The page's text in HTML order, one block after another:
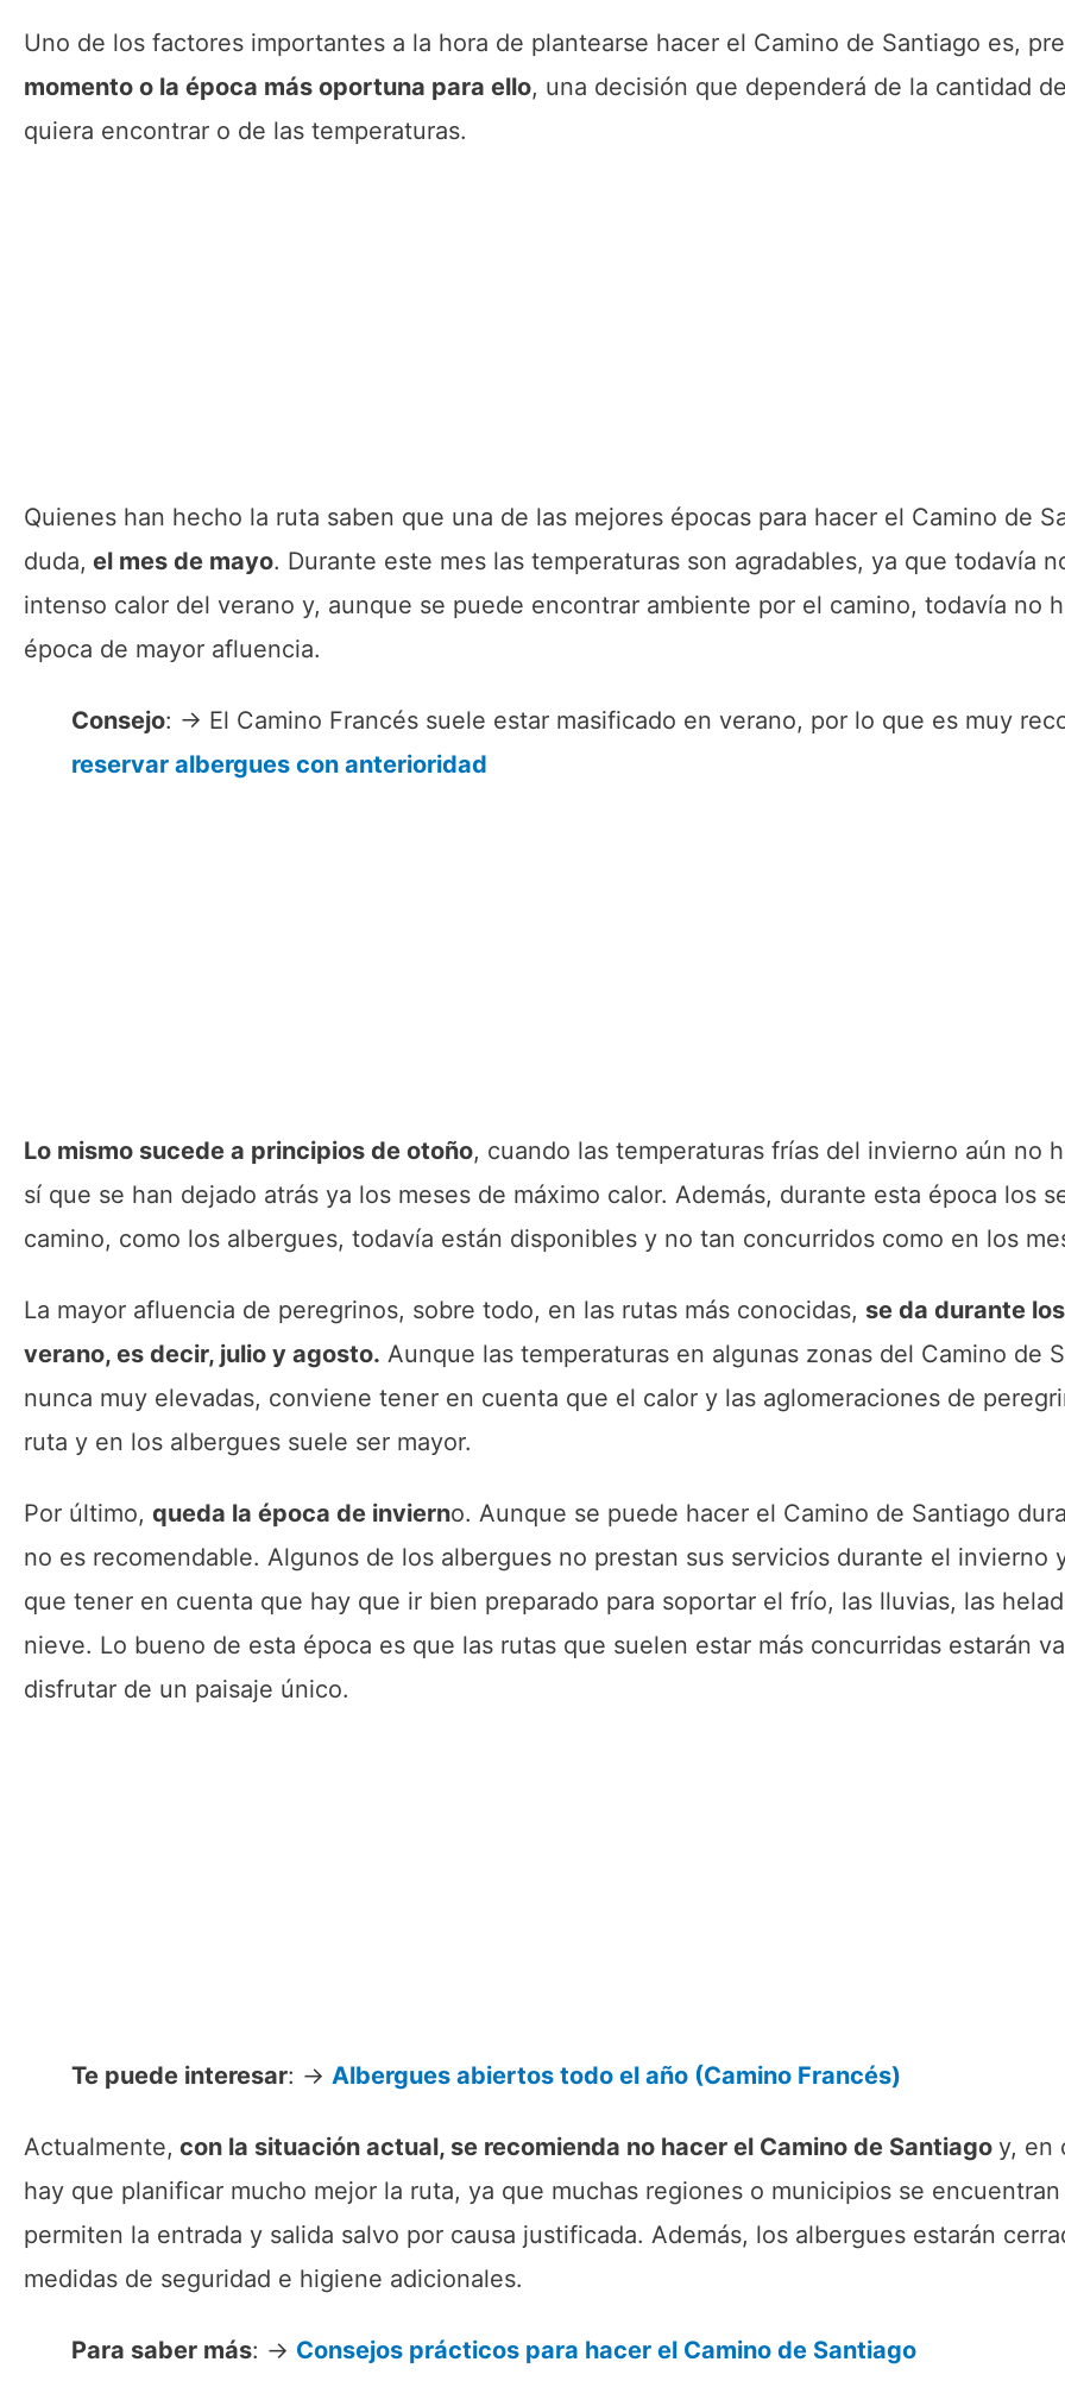
Uno de los factores importantes a la hora de plantearse hacer el Camino de Santiago es,
momento o la época más oportuna para ello, una decisión que dependerá de la cantidad
quiera encontrar o de las temperaturas.
Quienes han hecho la ruta saben que una de las mejores épocas para hacer el Camino de
duda, el mes de mayo. Durante este mes las temperaturas son agradables, ya que todavía
intenso calor del verano y, aunque se puede encontrar ambiente por el camino, todavía no
época de mayor afluencia.
Consejo: → El Camino Francés suele estar masificado en verano, por lo que es muy
reservar albergues con anterioridad
Lo mismo sucede a principios de otoño, cuando las temperaturas frías del invierno aún no
sí que se han dejado atrás ya los meses de máximo calor. Además, durante esta época los
camino, como los albergues, todavía están disponibles y no tan concurridos como en los
La mayor afluencia de peregrinos, sobre todo, en las rutas más conocidas, se da durante
verano, es decir, julio y agosto. Aunque las temperaturas en algunas zonas del Camino de
nunca muy elevadas, conviene tener en cuenta que el calor y las aglomeraciones de
ruta y en los albergues suele ser mayor.
Por último, queda la época de invierno. Aunque se puede hacer el Camino de Santiago
no es recomendable. Algunos de los albergues no prestan sus servicios durante el invierno
que tener en cuenta que hay que ir bien preparado para soportar el frío, las lluvias, las
nieve. Lo bueno de esta época es que las rutas que suelen estar más concurridas estarán
disfrutar de un paisaje único.
Te puede interesar: → Albergues abiertos todo el año (Camino Francés)
Actualmente, con la situación actual, se recomienda no hacer el Camino de Santiago y, en
hay que planificar mucho mejor la ruta, ya que muchas regiones o municipios se
permiten la entrada y salida salvo por causa justificada. Además, los albergues estarán
medidas de seguridad e higiene adicionales.
Para saber más: → Consejos prácticos para hacer el Camino de Santiago